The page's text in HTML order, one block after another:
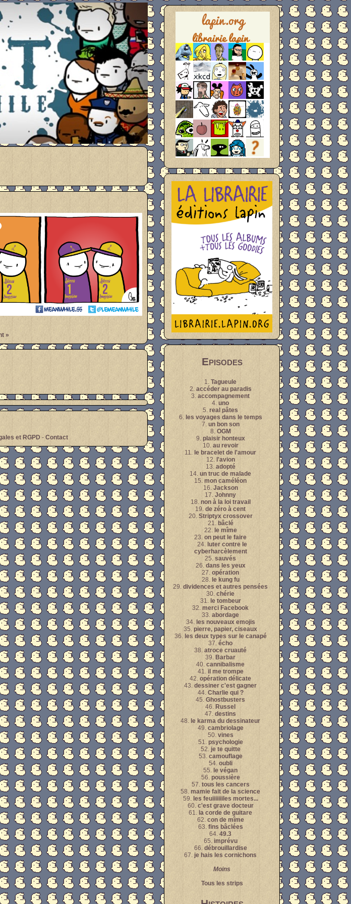
»
et RGPD - Contact
Episodes
1. Tagueule
2. accéder au paradis
3. accompagnement
4. uno
5. real pâtes
6. les voyages dans le temps
7. un bon son
8. OGM
9. plaisir honteux
10. au revoir
11. le bracelet de l'amour
12. l'avion
13. adopté
14. un truc de malade
15. mon caméléon
16. Jackson
17. Johnny
18. non à la loi travail
19. de zéro à cent
20. Striptyx crossover
21. bâclé
22. le mîme
23. on peut le faire
24. luter contre le
cyberharcèlement
25. sauvés
26. dans les yeux
27. opération
28. le kung fu
29. dividences et autres pensées
30. chérie
31. le tombeur
32. merci Facebook
33. abordage
34. les nouveaux emojis
35. pierre, papier, ciseaux
36. les deux types sur le canapé
37. écho
38. atroce cruauté
39. Barbar
40. cannibalisme
41. il me trompe
42. opération délicate
43. dessiner c'est gagner
44. Charlie qui ?
45. Ghostbusters
46. Russel
47. destins
48. le karma du dessinateur
49. cambriolage
50. vines
51. psychologie
52. je te quitte
53. camouflage
54. oubli
55. le végan
56. poussière
57. tous les cancers
58. mamie fait de la science
59. les feuiiiiiiiles mortes...
60. c'est grave docteur
61. la corde de guitare
62. con de mîme
63. fins bâclées
64. 49.3
65. imprévu
66. débrouillardise
67. je hais les cornichons
Moins
Tous les strips